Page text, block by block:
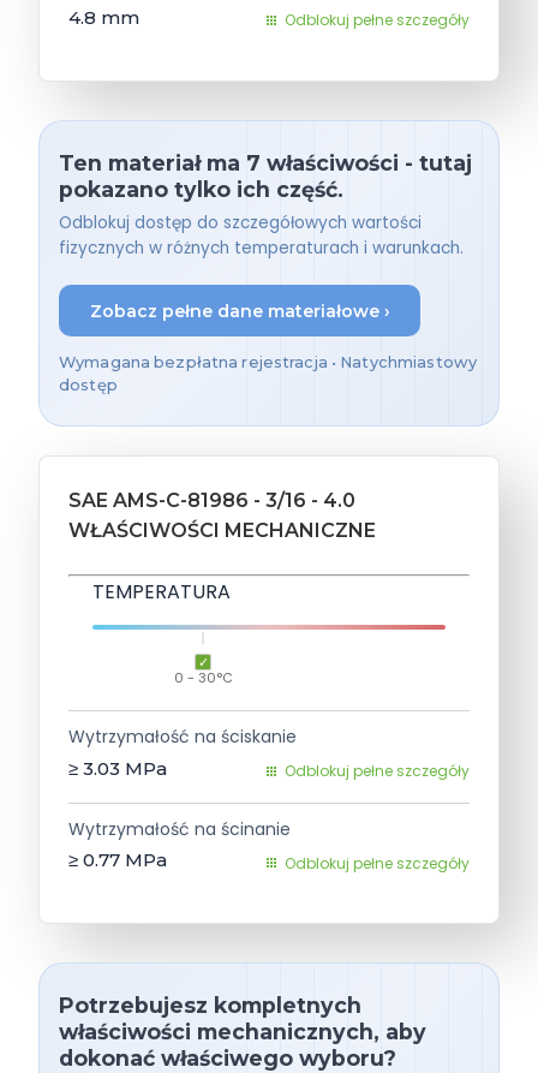
4.8 mm Odblokuj pełne szczegóły
Ten materiał ma 7 właściwości - tutaj
pokazano tylko ich część.
Odblokuj dostęp do szczegółowych wartości
fizycznych w różnych temperaturach i warunkach.
Zobacz pełne dane materiałowe ›
Wymagana bezpłatna rejestracja • Natychmiastowy
dostęp
SAE AMS-C-81986 - 3/16 - 4.0
WŁAŚCIWOŚCI MECHANICZNE
TEMPERATURA
0 - 30°C
Wytrzymałość na ściskanie
≥ 3.03 MPa Odblokuj pełne szczegóły
Wytrzymałość na ścinanie
≥ 0.77 MPa Odblokuj pełne szczegóły
Potrzebujesz kompletnych
właściwości mechanicznych, aby
dokonać właściwego wyboru?